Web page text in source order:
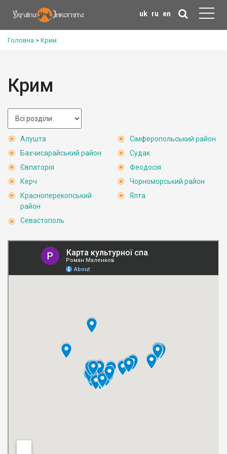
uk ru en
Головна > Крим
Крим
Алушта
Бахчисарайський район
Євпаторія
Керч
Красноперекопський
район
Севастополь
Сімферопольський район
Судак
Феодосія
Чорноморський район
Ялта